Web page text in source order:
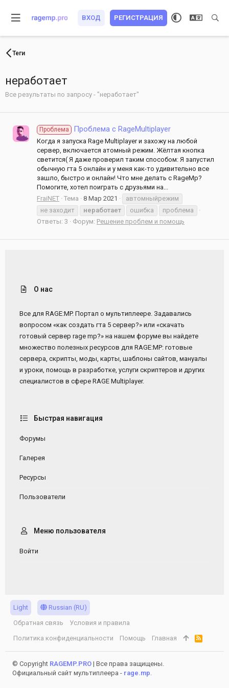
ВХОД РЕГИСТРАЦИЯ
Теги
неработает
Все результаты по запросу - "неработает"
Проблема Проблема с RageMultiplayer
Когда я запуска Rage Multiplayer и захожу на любой
сервер, включается атомный режим. Жёлтая кнопка
светится( Я даже проверил таким способом: Я запустил
обычную гта 5 онлайн и у меня как-то удивительно все
зашло, быстро и онлайн! Что мне делать с RageMp?
Помогите, хотел поиграть с друзьями на...
FraiNET Тема 8 Мар 2021
автомныйрежим
не заходит
неработает ошибка
проблема
Ответы: 3
Форум: Решение проблем и помощь
О нас
Все для RAGE:MP. Портал о мультиплеере. Задавались
вопросом «как создать гта 5 сервер?» или «скачать
готовый сервер rage mp?» на нашем форуме вы найдете
множество полезных ресурсов для RAGE:MP: готовые
сервера, скрипты, моды, карты, шаблоны сайтов, мануалы
и уроки, помощь в разработке, услуги скриптеров и других
специалистов в сфере RAGE Multiplayer.
Быстрая навигация
Форумы
Галерея
Ресурсы
Пользователи
Меню пользователя
Войти
Light
Russian (RU)
Обратная связь
Условия и правила
Политика конфиденциальности
Помощь Главная
R
S
S
© Copyright RAGEMP.PRO | Все права защищены.
Официальный сайт мультиплеера - rage.mp.